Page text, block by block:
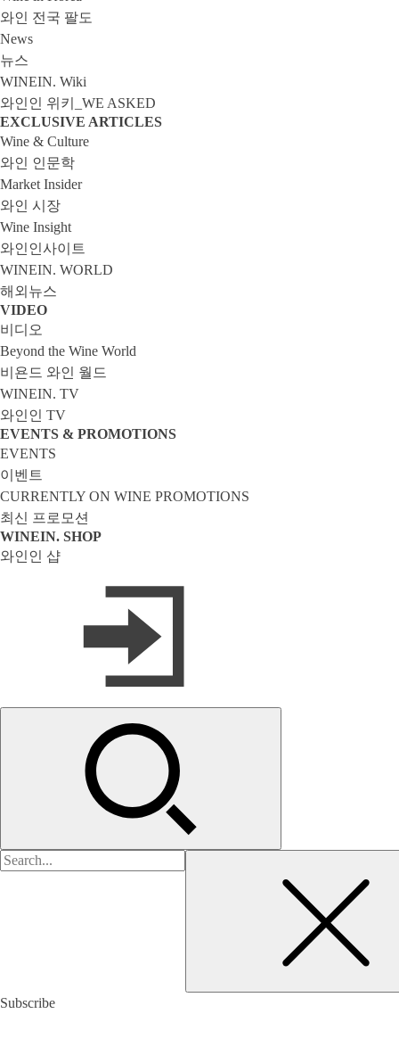
와인 전국 팔도
News
뉴스
WINEIN. Wiki
와인인 위키_WE ASKED
EXCLUSIVE ARTICLES
Wine & Culture
와인 인문학
Market Insider
와인 시장
Wine Insight
와인인사이트
WINEIN. WORLD
해외뉴스
VIDEO
비디오
Beyond the Wine World
비욘드 와인 월드
WINEIN. TV
와인인 TV
EVENTS & PROMOTIONS
EVENTS
이벤트
CURRENTLY ON WINE PROMOTIONS
최신 프로모션
WINEIN. SHOP
와인인 샵
검
Subscribe